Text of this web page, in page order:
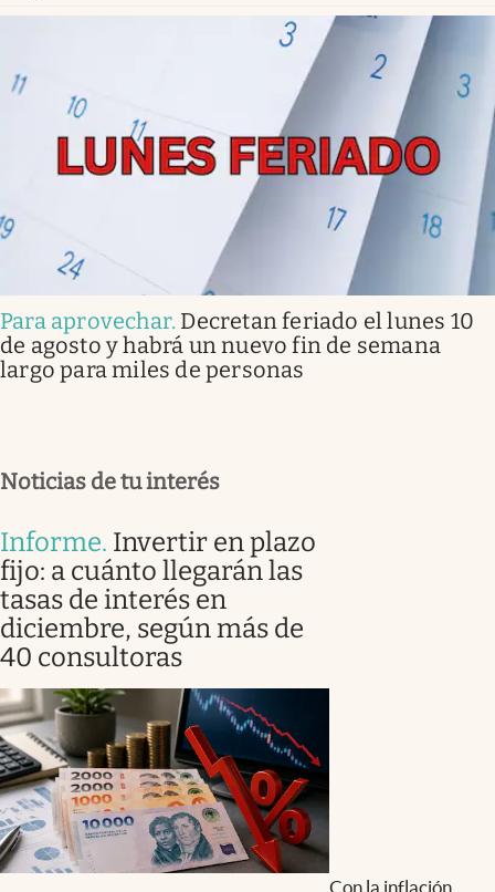
Para aprovechar. Decretan feriado el lunes 10
de agosto y habrá un nuevo fin de semana
largo para miles de personas
Noticias de tu interés
Informe. Invertir en plazo
fijo: a cuánto llegarán las
tasas de interés en
diciembre, según más de
40 consultoras
Con la inflación